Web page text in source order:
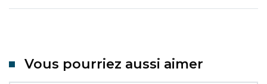
Vous pourriez aussi aimer